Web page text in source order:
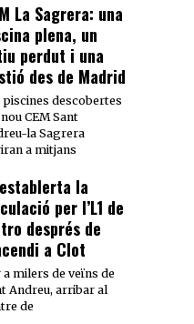
La Sagrera: una
plena, un
perdut i una
des de Madrid
piscines descobertes
CEM Sant
la Sagrera
a mitjans
la
per l’L1 de
després de
a Clot
a milers de veïns de
Andreu, arribar al
de